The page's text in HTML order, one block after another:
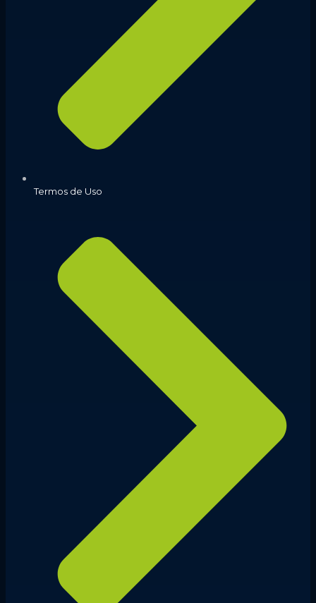
Termos de Uso